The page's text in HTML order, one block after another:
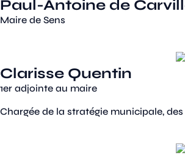
Paul-Antoine de
Maire de Sens
Clarisse Quentin
1er adjointe au maire
Chargée de la stratégie municipale,